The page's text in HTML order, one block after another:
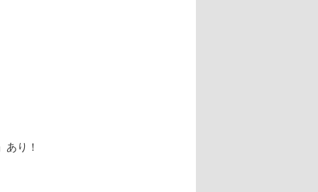
り！